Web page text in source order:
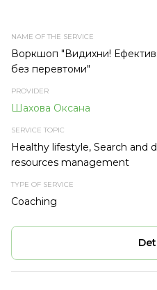
NAME
SERVICE
PROVIDERSERVICE
Воркшоп "Видихни!
без перевтоми"
Шахова Оксана
Healthy lifestyle, Search and
resources management
Coaching